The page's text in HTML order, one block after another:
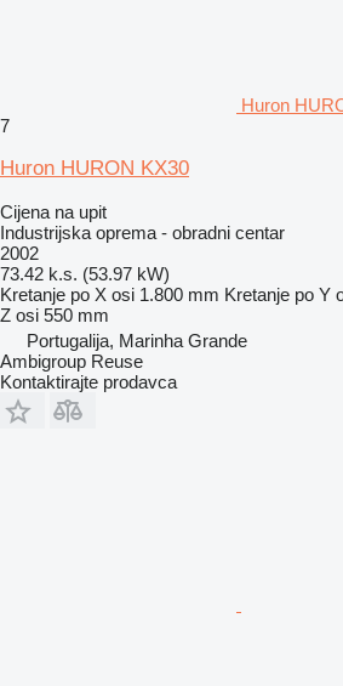
Huron
7
Huron HURON KX30
Cijena na upit
Industrijska oprema - obradni centar
2002
73.42 k.s. (53.97 kW)
Kretanje po X osi 1.800 mm Kretanje po Y
Z osi 550 mm
Portugalija, Marinha Grande
Ambigroup Reuse
Kontaktirajte prodavca